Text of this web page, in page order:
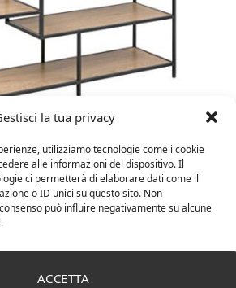
la tua privacy
utilizziamo tecnologie come i cookie
alle informazioni del dispositivo. Il
ci permetterà di elaborare dati come il
o ID unici su questo sito. Non
può influire negativamente su alcune
ACCETTA
– Libreria, 35 x 114 x 78 cm
quercia(In precedenza